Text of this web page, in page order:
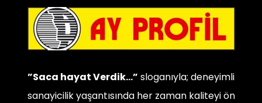
”Saca hayat Verdik…” sloganıyla; deneyimli
sanayicilik yaşantısında her zaman kaliteyi ön